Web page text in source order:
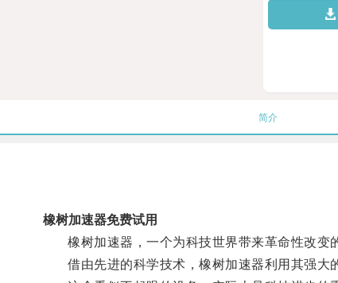
简介
橡树加速器免费试用
橡树加速器，一个为科技世界带来革命性改变
借由先进的科学技术，橡树加速器利用其强大